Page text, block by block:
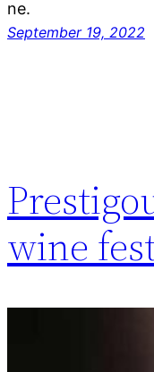
ne.
September 19, 2022
wine